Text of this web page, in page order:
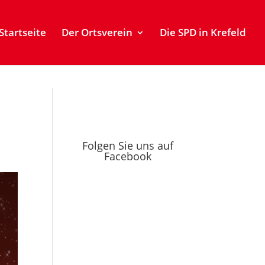
Der Ortsverein Die SPD in Krefeld
Folgen Sie uns auf
Facebook